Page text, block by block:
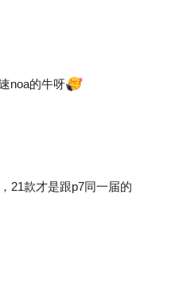
noa的牛呀
21款才是跟p7同一届的